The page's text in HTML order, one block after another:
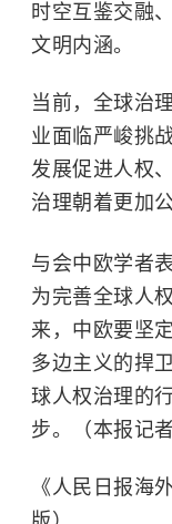
时空互鉴交融
文明内涵。
当前，全球治
业面临严峻挑
发展促进人权
治理朝着更加
与会中欧学者
为完善全球人
来，中欧要坚
多边主义的捍
球人权治理的
步。（本报记
《人民日报海